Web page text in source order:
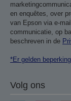
en enquêtes, over
van Epson via e-
communicatie, op
beschreven in de
*Er gelden
Volg ons